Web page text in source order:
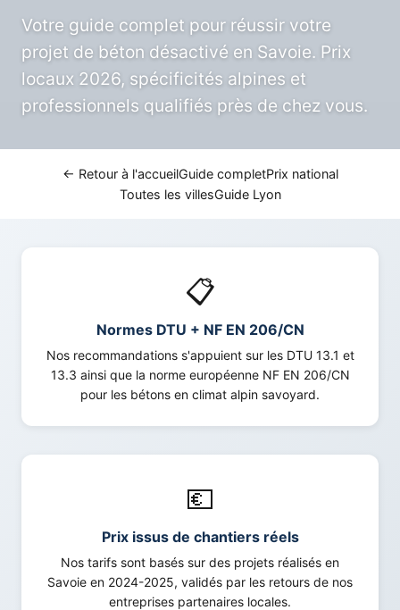
Votre guide complet pour réussir votre
projet de béton désactivé en Savoie. Prix
locaux 2026, spécificités alpines et
professionnels qualifiés près de chez vous.
← Retour à l'accueilGuide completPrix national
Toutes les villesGuide Lyon
📋
Normes DTU + NF EN 206/CN
Nos recommandations s'appuient sur les DTU 13.1 et
13.3 ainsi que la norme européenne NF EN 206/CN
pour les bétons en climat alpin savoyard.
💶
Prix issus de chantiers réels
Nos tarifs sont basés sur des projets réalisés en
Savoie en 2024-2025, validés par les retours de nos
entreprises partenaires locales.